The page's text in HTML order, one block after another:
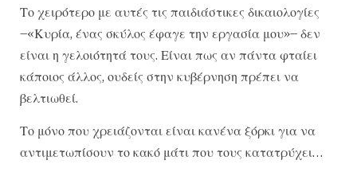
Το χειρότερο με αυτές τις παιδιάστικες δικαιολογίες
–«Κυρία, ένας σκύλος έφαγε την εργασία μου»– δεν
είναι η γελοιότητά τους. Είναι πως αν πάντα φταίει
κάποιος άλλος, ουδείς στην κυβέρνηση πρέπει να
βελτιωθεί.
Το μόνο που χρειάζονται είναι κανένα ξόρκι για να
αντιμετωπίσουν το κακό μάτι που τους κατατρύχει…